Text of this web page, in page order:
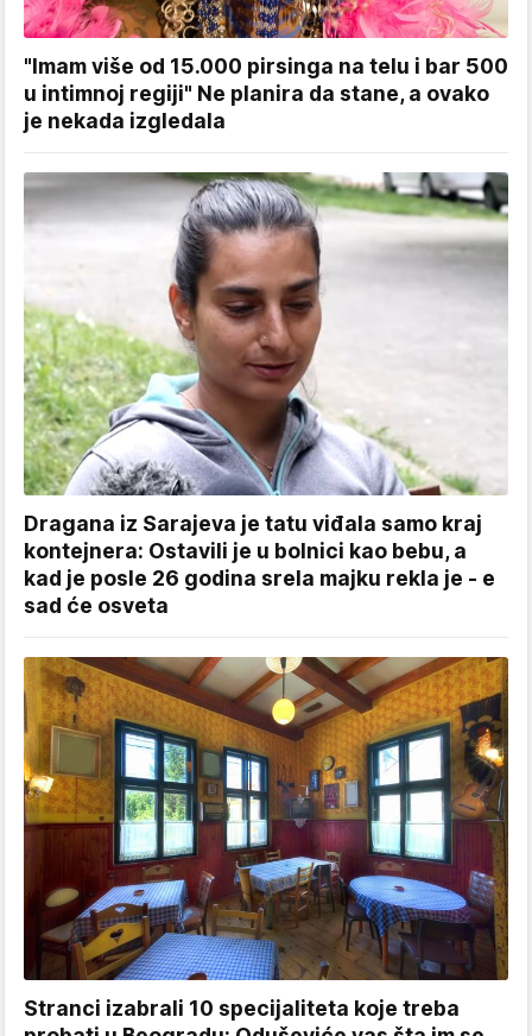
"Imam više od 15.000 pirsinga na telu i bar 500
u intimnoj regiji" Ne planira da stane, a ovako
je nekada izgledala
Dragana iz Sarajeva je tatu viđala samo kraj
kontejnera: Ostavili je u bolnici kao bebu, a
kad je posle 26 godina srela majku rekla je - e
sad će osveta
Stranci izabrali 10 specijaliteta koje treba